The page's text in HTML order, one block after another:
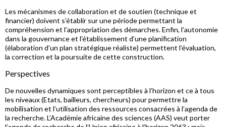
Les mécanismes de collaboration et de soutien (technique et
financier) doivent s’établir sur une période permettant la
compréhension et l’appropriation des démarches. Enfin, l’autonomie
dans la gouvernance et l’établissement d’une planification
(élaboration d’un plan stratégique réaliste) permettent l’évaluation,
la correction et la poursuite de cette construction.
Perspectives
De nouvelles dynamiques sont perceptibles à l’horizon et ce à tous
les niveaux (Etats, bailleurs, chercheurs) pour permettre la
mobilisation et l’utilisation des ressources consacrées à l’agenda de
la recherche. L’Académie africaine des sciences (AAS) veut porter